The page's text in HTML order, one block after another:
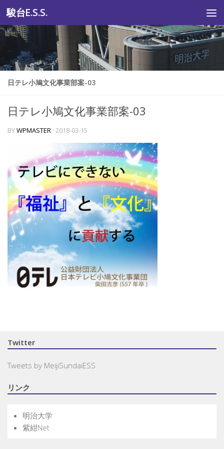
コンテンツへスキップ
駿台E.S.S.
日テレ小鳩文化事業部案-03
日テレ小鳩文化事業部案-03
BYWPMASTER · 2018-03-15
Twitter
Tweets by MeijiSundaiESS
リンク
明治大学
紫紺Net